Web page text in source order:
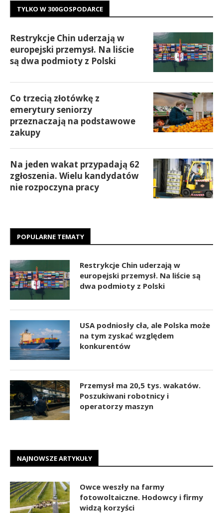
TYLKO W 300GOSPODARCE
Restrykcje Chin uderzają w
europejski przemysł. Na liście
są dwa podmioty z Polski
Co trzecią złotówkę z
emerytury seniorzy
przeznaczają na podstawowe
zakupy
Na jeden wakat przypadają 62
zgłoszenia. Wielu kandydatów
nie rozpoczyna pracy
POPULARNE TEMATY
Restrykcje Chin uderzają w
europejski przemysł. Na liście są
dwa podmioty z Polski
USA podniosły cła, ale Polska może
na tym zyskać względem
konkurentów
Przemysł ma 20,5 tys. wakatów.
Poszukiwani robotnicy i
operatorzy maszyn
NAJNOWSZE ARTYKUŁY
Owce weszły na farmy
fotowoltaiczne. Hodowcy i firmy
widzą korzyści